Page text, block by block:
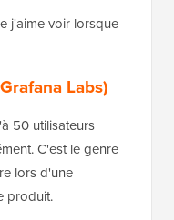
j'aime voir lorsque
Labs)
50 utilisateurs
C'est le genre
lors d'une
produit.